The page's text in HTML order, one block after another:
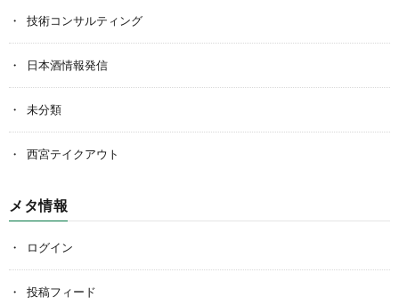
技術コンサルティング
日本酒情報発信
未分類
西宮テイクアウト
メタ情報
ログイン
投稿フィード